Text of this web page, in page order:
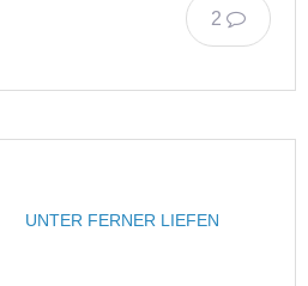
2
UNTER FERNER LIEFEN